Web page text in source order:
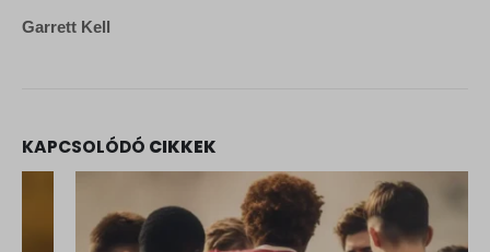
Garrett Kell
KAPCSOLÓDÓ CIKKEK